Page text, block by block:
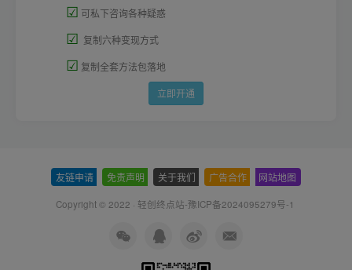
☑ 可私下咨询各种疑惑
☑ 复制六种变现方式
☑ 复制全套方法包落地
立即开通
友链申请 免责声明 关于我们 广告合作 网站地图
Copyright © 2022 · 轻创终点站-豫ICP备2024095279号-1